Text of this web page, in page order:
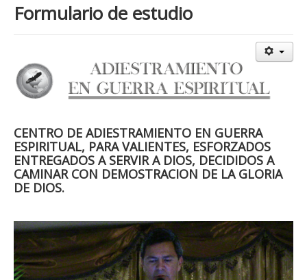
Las señales del fin 2020
Escuela de Guerra
Temas
donacion
Contact
Formulario de estudio
CENTRO DE ADIESTRAMIENTO EN GUERRA
ESPIRITUAL, PARA VALIENTES, ESFORZADOS
ENTREGADOS A SERVIR A DIOS, DECIDIDOS A
CAMINAR CON DEMOSTRACION DE LA GLORIA
DE DIOS.